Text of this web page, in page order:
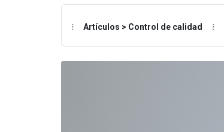
Artículos > Control de calidad